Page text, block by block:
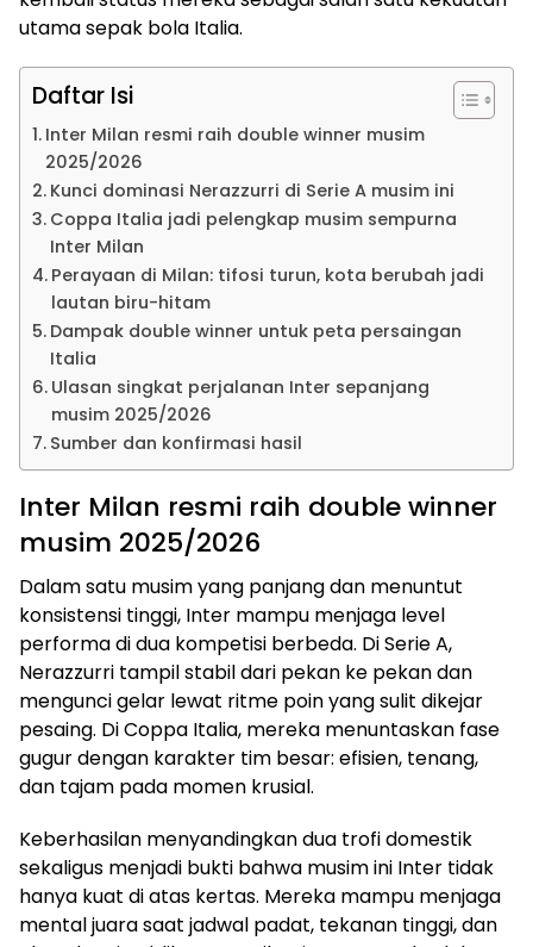
utama sepak bola Italia.
Daftar Isi
Inter Milan resmi raih double winner musim
2025/2026
Kunci dominasi Nerazzurri di Serie A musim ini
Coppa Italia jadi pelengkap musim sempurna
Inter Milan
Perayaan di Milan: tifosi turun, kota berubah jadi
lautan biru-hitam
Dampak double winner untuk peta persaingan
Italia
Ulasan singkat perjalanan Inter sepanjang
musim 2025/2026
Sumber dan konfirmasi hasil
Inter Milan resmi raih double winner
musim 2025/2026
Dalam satu musim yang panjang dan menuntut
konsistensi tinggi, Inter mampu menjaga level
performa di dua kompetisi berbeda. Di Serie A,
Nerazzurri tampil stabil dari pekan ke pekan dan
mengunci gelar lewat ritme poin yang sulit dikejar
pesaing. Di Coppa Italia, mereka menuntaskan fase
gugur dengan karakter tim besar: efisien, tenang,
dan tajam pada momen krusial.
Keberhasilan menyandingkan dua trofi domestik
sekaligus menjadi bukti bahwa musim ini Inter tidak
hanya kuat di atas kertas. Mereka mampu menjaga
mental juara saat jadwal padat, tekanan tinggi, dan